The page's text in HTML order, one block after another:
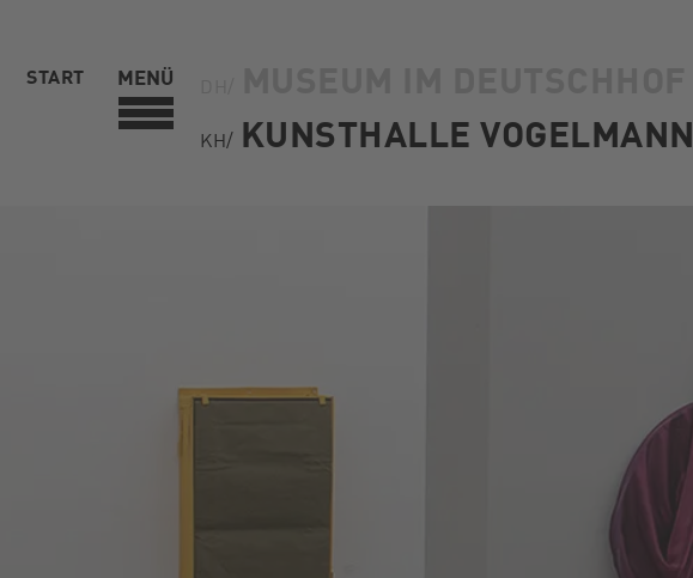
START MENÜ
KH/ KUNSTHALLE VOGELMANN